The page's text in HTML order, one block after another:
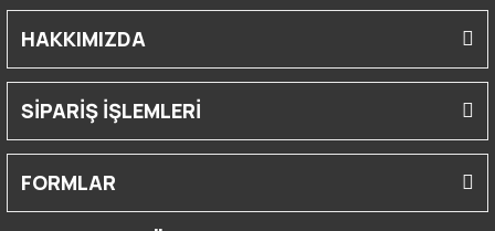
HAKKIMIZDA
SİPARİŞ İŞLEMLERİ
FORMLAR